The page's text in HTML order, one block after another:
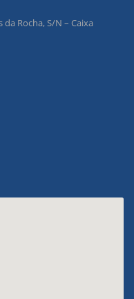
Rocha, S/N – Caixa